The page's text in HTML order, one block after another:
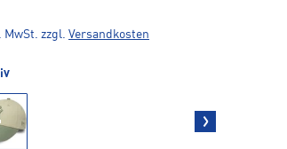
MwSt. zzgl. Versandkosten